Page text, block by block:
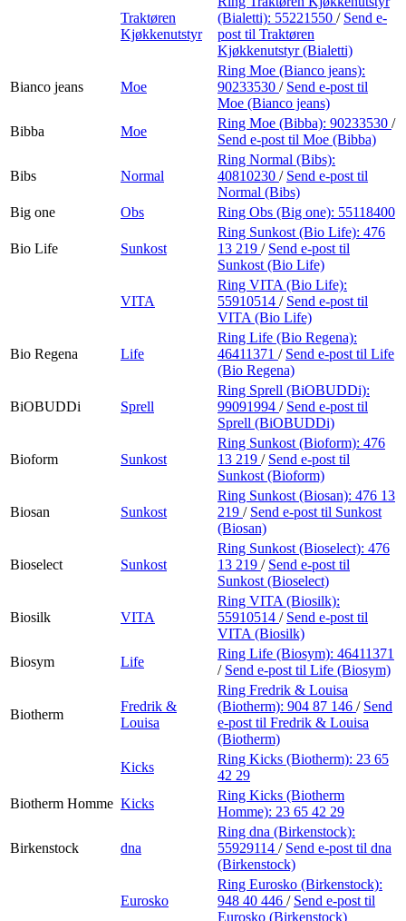
Traktøren
Kjøkkenutstyr
(Bialetti): 55221550 / Send e-
post til Traktøren
Kjøkkenutstyr (Bialetti)
Bianco jeans Moe
Ring Moe (Bianco jeans):
90233530 / Send e-post til
Moe (Bianco jeans)
Bibba
Moe
Ring Moe (Bibba): 90233530 /
Send e-post til Moe (Bibba)
Bibs Normal
Ring Normal (Bibs):
40810230 / Send e-post til
Normal (Bibs)
Big one
Obs Ring Obs (Big one): 55118400
Bio Life Sunkost
Ring Sunkost (Bio Life): 476
13 219 / Send e-post til
Sunkost (Bio Life)
VITA
Ring VITA (Bio Life):
55910514 / Send e-post til
VITA (Bio Life)
Bio Regena Life
Ring Life (Bio Regena):
46411371 / Send e-post til Life
(Bio Regena)
BiOBUDDi Sprell
Ring Sprell (BiOBUDDi):
99091994 / Send e-post til
Sprell (BiOBUDDi)
Bioform Sunkost
Ring Sunkost (Bioform): 476
13 219 / Send e-post til
Sunkost (Bioform)
Biosan Sunkost
Ring Sunkost (Biosan): 476 13
219 / Send e-post til Sunkost
(Biosan)
Bioselect Sunkost
Ring Sunkost (Bioselect): 476
13 219 / Send e-post til
Sunkost (Bioselect)
Biosilk VITA
Ring VITA (Biosilk):
55910514 / Send e-post til
VITA (Biosilk)
Biosym
Life
Ring Life (Biosym): 46411371
/ Send e-post til Life (Biosym)
Biotherm
Fredrik &
Louisa
Ring Fredrik & Louisa
(Biotherm): 904 87 146 / Send
e-post til Fredrik & Louisa
(Biotherm)
Kicks
Ring Kicks (Biotherm): 23 65
42 29
Biotherm Homme Kicks
Ring Kicks (Biotherm
Homme): 23 65 42 29
Birkenstock dna
Ring dna (Birkenstock):
55929114 / Send e-post til dna
(Birkenstock)
Eurosko
Ring Eurosko (Birkenstock):
948 40 446 / Send e-post til
Eurosko (Birkenstock)